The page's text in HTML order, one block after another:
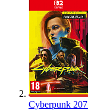
Cyberpunk